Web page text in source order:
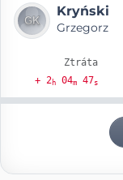
Kryński
Grzegorz
Ztráta
+ 2h04m47s